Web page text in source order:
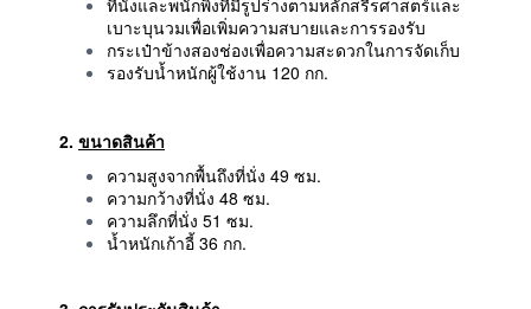
ที่นั่งและพนักพิงที่มีรูปร่างตามหลักสรีรศาสตร์และ
เบาะบุนวมเพื่อเพิ่มความสบายและการรองรับ
กระเป๋าข้างสองช่องเพื่อความสะดวกในการจัดเก็บ
รองรับน้ำหนักผู้ใช้งาน 120 กก.
2. ขนาดสินค้า
ความสูงจากพื้นถึงที่นั่ง 49 ซม.
ความกว้างที่นั่ง 48 ซม.
ความลึกที่นั่ง 51 ซม.
น้ำหนักเก้าอี้ 36 กก.